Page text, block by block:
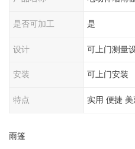
是否可加工 是
设计 可上门测量
安装 可上门安装
特点 实用 便捷 美
雨篷